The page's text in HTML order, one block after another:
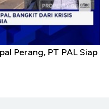
Perang, PT PAL Siap